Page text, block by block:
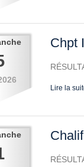
Chpt
Lire la